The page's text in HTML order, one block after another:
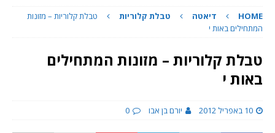
HOME דיאטה טבלת קלוריות
טבלת קלוריות – מזונות
המתחילים באות י
טבלת קלוריות – מזונות המתחילים
באות י
10 באפריל 2012 יורם בן אבו 0